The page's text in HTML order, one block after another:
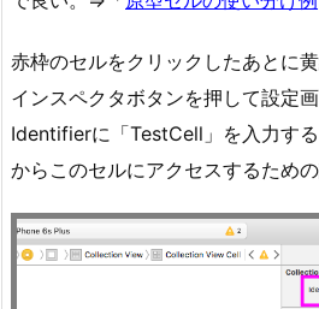
赤枠のセルをクリックしたあとに
インスペクタボタンを押して設定
Identifierに「TestCell」を入力す
からこのセルにアクセスするための